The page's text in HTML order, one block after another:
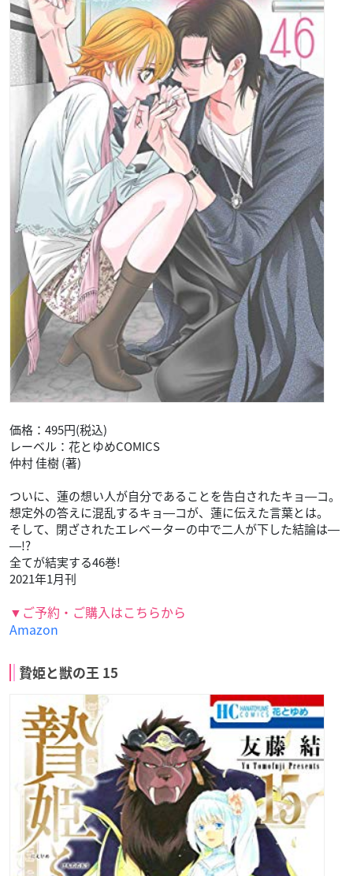
価格：495円(税込)
レーベル：花とゆめCOMICS
仲村 佳樹 (著)
ついに、蓮の想い人が自分であることを告白されたキョ―コ。
想定外の答えに混乱するキョ―コが、蓮に伝えた言葉とは。
そして、閉ざされたエレベーターの中で二人が下した結論は―
―!?
全てが結実する46巻!
2021年1月刊
▼ご予約・ご購入はこちらから
Amazon
贄姫と獣の王 15